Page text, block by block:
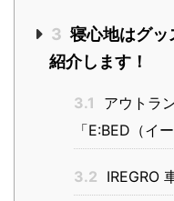
3 寝心地はグッ
紹介します！
3.1
アウトラ
「E:BED（イ
3.2 IREGRO